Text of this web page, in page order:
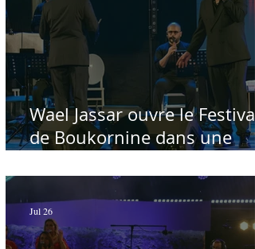
Wael Jassar ouvre le Festival
de Boukornine dans une
à guichets fermés - Par
Manaï
Jul 26